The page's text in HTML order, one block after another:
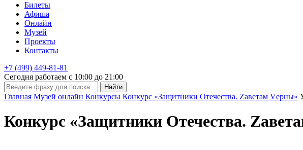
Билеты
Афиша
Онлайн
Музей
Проекты
Контакты
+7 (499) 449-81-81
Сегодня работаем с 10:00 до 21:00
Главная Музей онлайн Конкурсы Конкурс «Защитники Отечества. Zаветам Vерны»
Конкурс «Защитники Отечества.